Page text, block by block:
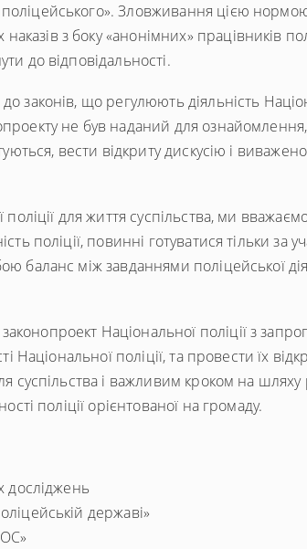
Зловживання цією
з боку «анонімних» працівників
до відповідальності.
законів, що регулюють діяльність
не був наданий для
вести відкриту дискусію і
для життя суспільства, ми
поліції, повинні готуватися тільки за
баланс між завданнями поліцейської
Національної поліції з
Національної поліції, та провести їх
суспільства і важливим кроком на шляху
поліції орієнтованої на громаду.
досліджень
державі»